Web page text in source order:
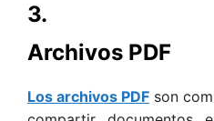
3.
Archivos PDF
Los archivos PDF son